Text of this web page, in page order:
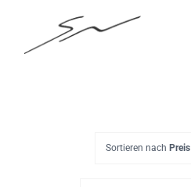
content
Sortieren nach Preis